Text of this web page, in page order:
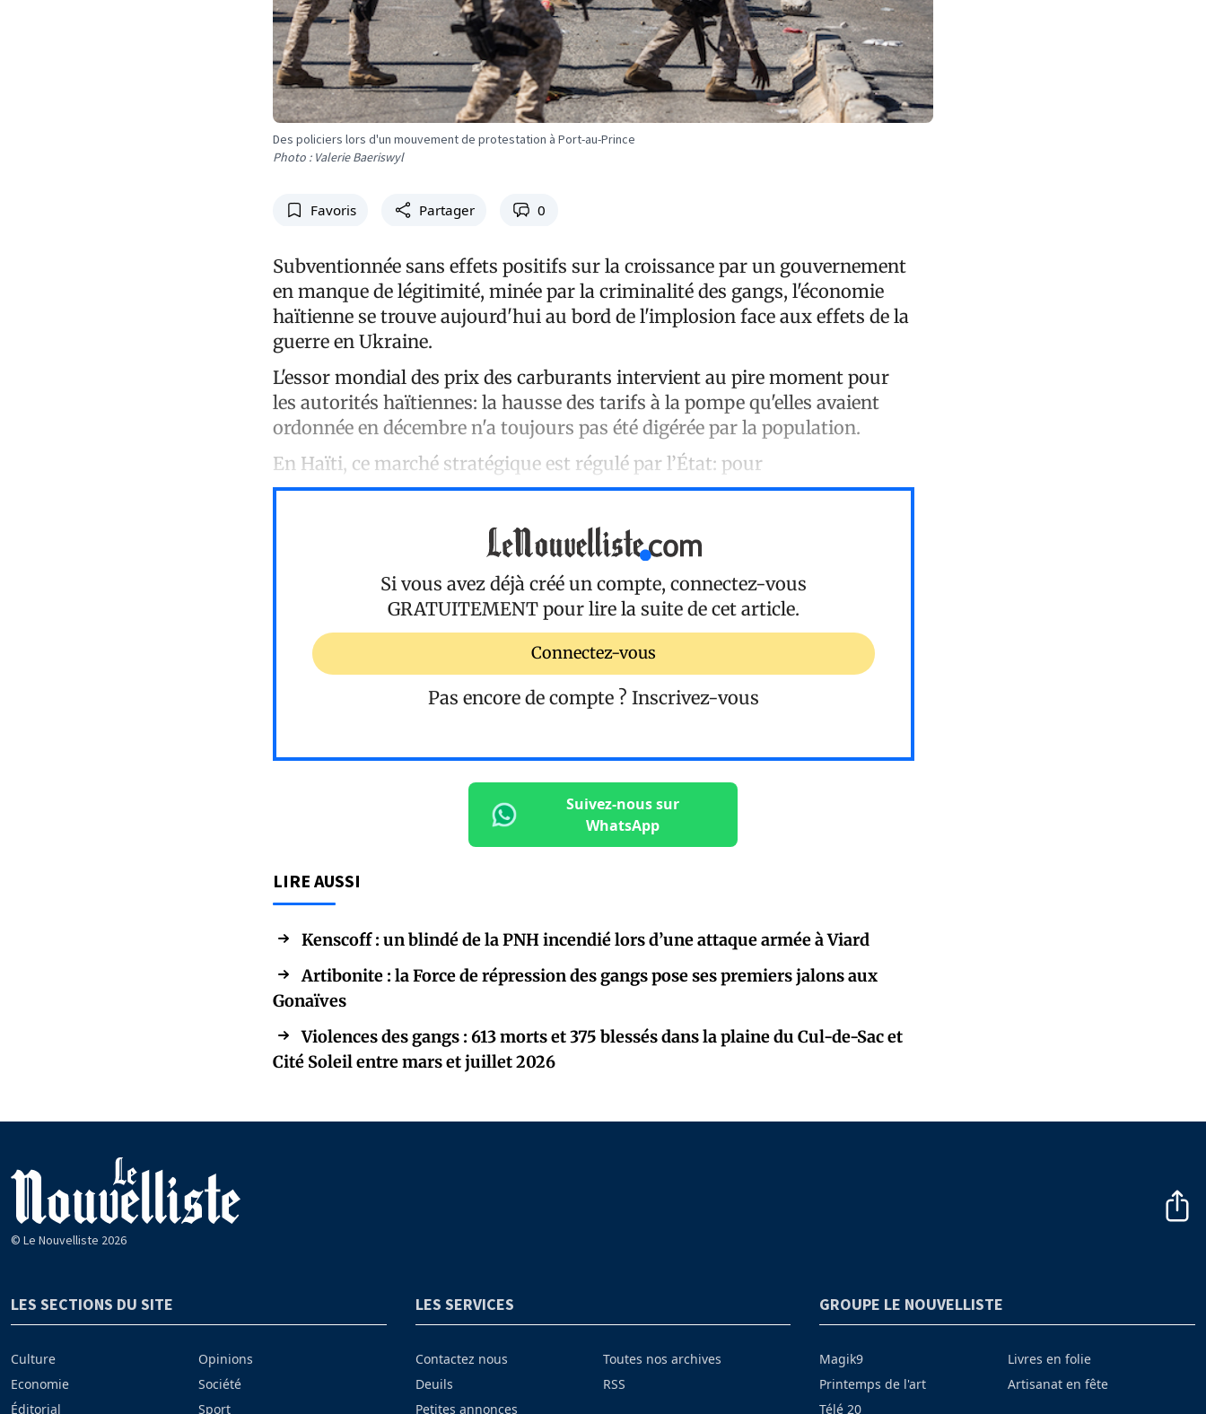
Des policiers lors d'un mouvement de protestation à Port-au-Prince
Photo : Valerie Baeriswyl
Favoris Partager 0
Subventionnée sans effets positifs sur la croissance par un gouvernement
en manque de légitimité, minée par la criminalité des gangs, l'économie
haïtienne se trouve aujourd'hui au bord de l'implosion face aux effets de la
guerre en Ukraine.
L'essor mondial des prix des carburants intervient au pire moment pour
les autorités haïtiennes: la hausse des tarifs à la pompe qu'elles avaient
ordonnée en décembre n'a toujours pas été digérée par la population.
En Haïti, ce marché stratégique est régulé par l’État: pour
Si vous avez déjà créé un compte, connectez-vous
GRATUITEMENT pour lire la suite de cet article.
Connectez-vous
Pas encore de compte ? Inscrivez-vous
Suivez-nous sur
WhatsApp
LIRE AUSSI
Kenscoff : un blindé de la PNH incendié lors d’une attaque armée à Viard
Artibonite : la Force de répression des gangs pose ses premiers jalons aux
Gonaïves
Violences des gangs : 613 morts et 375 blessés dans la plaine du Cul-de-Sac et
Cité Soleil entre mars et juillet 2026
© Le Nouvelliste 2026
LES SECTIONS DU SITE
Culture
Economie
Éditorial
Opinions
Société
Sport
LES SERVICES
Contactez nous
Deuils
Petites annonces
Toutes nos archives
RSS
GROUPE LE NOUVELLISTE
Magik9
Printemps de l'art
Télé 20
Livres en folie
Artisanat en fête